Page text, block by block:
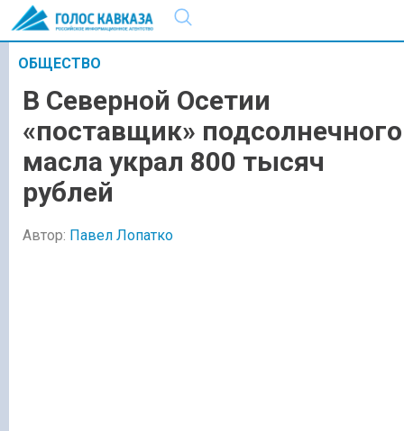
ОБЩЕСТВО
В Северной Осетии
«поставщик» подсолнечного
масла украл 800 тысяч
рублей
Автор: Павел Лопатко